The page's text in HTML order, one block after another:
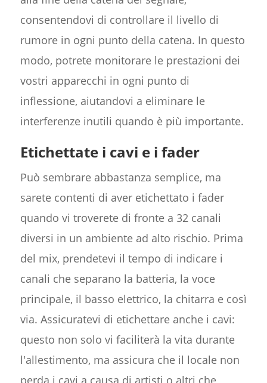
consentendovi di controllare il livello di
rumore in ogni punto della catena. In questo
modo, potrete monitorare le prestazioni dei
vostri apparecchi in ogni punto di
inflessione, aiutandovi a eliminare le
interferenze inutili quando è più importante.
Etichettate i cavi e i fader
Può sembrare abbastanza semplice, ma
sarete contenti di aver etichettato i fader
quando vi troverete di fronte a 32 canali
diversi in un ambiente ad alto rischio. Prima
del mix, prendetevi il tempo di indicare i
canali che separano la batteria, la voce
principale, il basso elettrico, la chitarra e così
via. Assicuratevi di etichettare anche i cavi:
questo non solo vi faciliterà la vita durante
l'allestimento, ma assicura che il locale non
perda i cavi a causa di artisti o altri che